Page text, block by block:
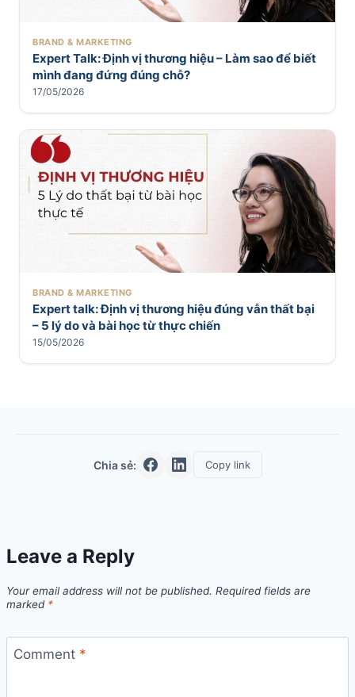
BRAND & MARKETING
Expert Talk: Định vị thương hiệu – Làm sao để biết
mình đang đứng đúng chỗ?
17/05/2026
BRAND & MARKETING
Expert talk: Định vị thương hiệu đúng vẫn thất bại
– 5 lý do và bài học từ thực chiến
15/05/2026
Chia sẻ: Copy link
Leave a Reply
Your email address will not be published. Required fields are
marked *
Comment *